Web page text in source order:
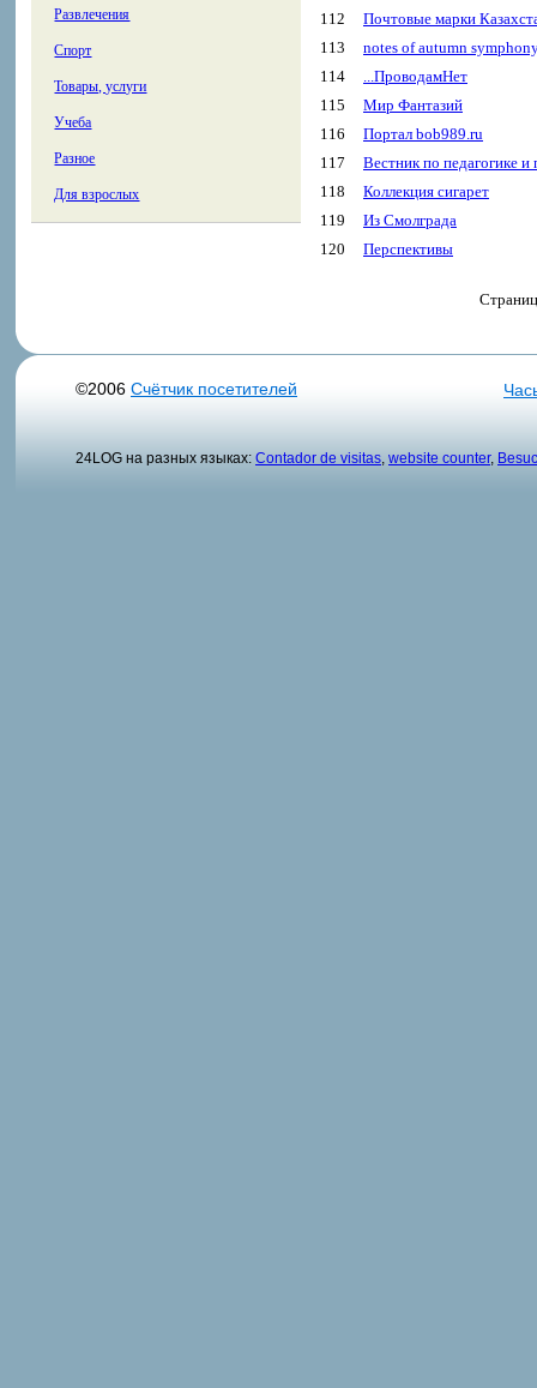
Развлечения
Спорт
Товары, услуги
Учеба
Разное
Для взрослых
112
Почтовые марки
113
notes of autumn
114
...ПроводамНет
115
Мир Фантазий
116
Портал bob989.ru
117
Вестник по педагогике
118
Коллекция сигарет
119
Из Смолграда
120
Перспективы
©2006 Счётчик посетителей
24LOG на разных языках: Contador de visitas website counter,